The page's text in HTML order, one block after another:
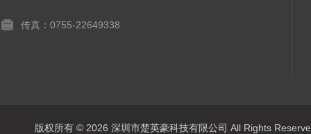
传真：0755-22649338
版权所有 © 2026 深圳市楚英豪科技有限公司 All Rights